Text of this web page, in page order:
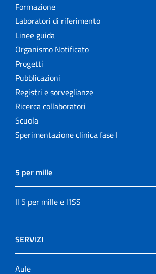
Formazione
Laboratori di riferimento
Linee guida
Organismo Notificato
Progetti
Pubblicazioni
Registri e sorveglianze
Ricerca collaboratori
Scuola
Sperimentazione clinica fase I
5 per mille
Il 5 per mille e l'ISS
SERVIZI
Aule